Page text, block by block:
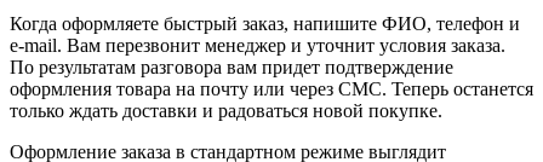
Когда оформляете быстрый заказ, напишите ФИО, телефон и
e-mail. Вам перезвонит менеджер и уточнит условия заказа.
По результатам разговора вам придет подтверждение
оформления товара на почту или через СМС. Теперь останется
только ждать доставки и радоваться новой покупке.
Оформление заказа в стандартном режиме выглядит